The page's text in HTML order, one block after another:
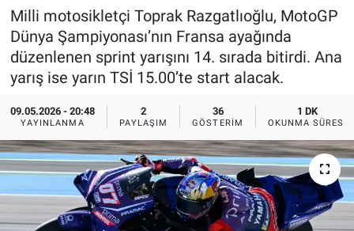
Milli motosikletçi Toprak Razgatlıoğlu, MotoGP
Dünya Şampiyonası’nın Fransa ayağında
düzenlenen sprint yarışını 14. sırada bitirdi. Ana
yarış ise yarın TSİ 15.00’te start alacak.
09.05.2026 - 20:48
YAYINLANMA
2
PAYLAŞIM
36
GÖSTERIM
1 DK
OKUNMA SÜRESI